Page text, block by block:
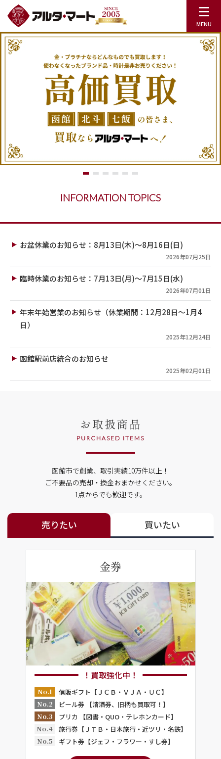
INFORMATION TOPICS
お盆休業のお知らせ：8月13日(木)～8月16日(日)
2026年07月25日
臨時休業のお知らせ：7月13日(月)～7月15日(水)
2026年07月01日
年末年始営業のお知らせ（休業期間：12月28日～1月4
日）
2025年12月24日
函館駅前店統合のお知らせ
2025年02月01日
お取扱商品
PURCHASED ITEMS
函館市で創業、取引実績10万件以上！
ご不要品の売却・換金おまかせください。
1点からでも歓迎です。
売りたい 買いたい
金券
！買取強化中！
No.1
信販ギフト【ＪＣＢ・ＶＪＡ・ＵＣ】
No.2
ビール券 【清酒券、旧柄も買取可！】
No.3
プリカ 【図書・QUO・テレホンカード】
No.4
旅行券【ＪＴＢ・日本旅行・近ツリ・名鉄】
No.5
ギフト券【ジェフ・フラワー・すし券】